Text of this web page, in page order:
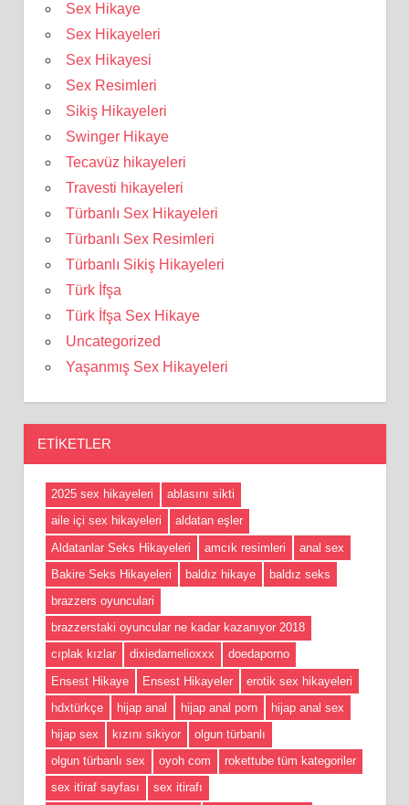
Sex Hikaye
Sex Hikayeleri
Sex Hikayesi
Sex Resimleri
Sikiş Hikayeleri
Swinger Hikaye
Tecavüz hikayeleri
Travesti hikayeleri
Türbanlı Sex Hikayeleri
Türbanlı Sex Resimleri
Türbanlı Sikiş Hikayeleri
Türk İfşa
Türk İfşa Sex Hikaye
Uncategorized
Yaşanmış Sex Hikayeleri
ETIKETLER
2025 sex hikayeleri
ablasını sikti
aile içi sex hikayeleri
aldatan eşler
Aldatanlar Seks Hikayeleri
amcık resimleri
anal sex
Bakire Seks Hikayeleri
baldız hikaye
baldız seks
brazzers oyunculari
brazzerstaki oyuncular ne kadar kazanıyor 2018
cıplak kızlar
dixiedamelioxxx
doedaporno
Ensest Hikaye
Ensest Hikayeler
erotik sex hikayeleri
hdxtürkçe
hijap anal hijap anal porn
hijap anal sex
hijap sex
kızını sikiyor
olgun türbanlı
olgun türbanlı sex
oyoh com
rokettube tüm kategoriler
sex itiraf sayfası
sex itirafı